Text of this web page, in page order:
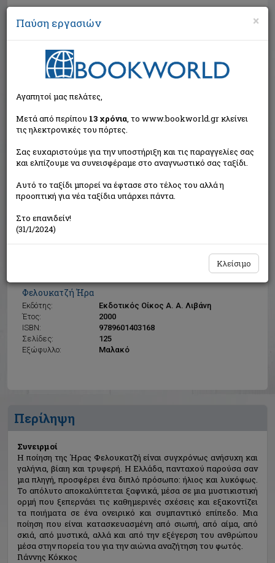
Αναζήτηση
Φελουκατζή Ήρα
Εκδότης:
Εκδοτικός Οίκος Α. Α. Λιβάνη
Έτος:
2000
ISBN:
9789601403168
Σελίδες:
125
Εξώφυλλο:
Μαλακό
Η τιμή μας:
Δεν υπάρχει δυνατότητα παραγγελίας
Περίληψη
Συνειρμοί
Η ποίηση της Ήρας Φελουκατζή είναι συγχρόνως ανήσυχη και
γαλήνια, βίαιη και τρυφερή. Η Ελλάδα, πανταχού παρούσα σαν
μια πληγή, προσφέρει ένα διπλό πρόσωπο: ήλιος και λυκόφως.
Το απόλυτο αποκαλύπτεται ξαφνικά, μέσα σε μια μυστικιστική
ορμή που ξεπερνάει τις καθημερινές σχέσεις και εξακοντίζει
τα ποιήματα σε ένα ονειρικό και συμπαντικό επίπεδο. Μια
ποίηση που είναι κατασκευασμένη από σιωπή, από αίμα, από
σκιά, από μυστικά, αλλά και από την εξέγερση του ανθρώπου
μέσα στην πορεία του για την αιώνια αναζήτηση του φωτός.
Γιάννης Κόκκος
×
Παύση εργασιών
Αγαπητοί μας πελάτες,
Μετά από περίπου 13 χρόνια, το www.bookworld.gr κλείνει
τις ηλεκτρονικές του πόρτες.
Σας ευχαριστούμε για την υποστήριξη και τις παραγγελίες σας
και ελπίζουμε να συνεισφέραμε στο αναγνωστικό σας ταξίδι.
Αυτό το ταξίδι μπορεί να έφτασε στο τέλος του αλλά η
προοπτική για νέα ταξίδια υπάρχει πάντα.
Στο επανιδείν!
(31/1/2024)
Κλείσιμο